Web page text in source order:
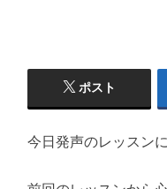
ポスト
今日発声のレッスン